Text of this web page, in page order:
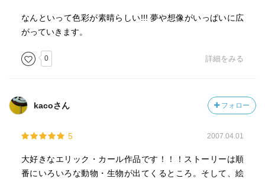
なんといって色彩が素晴らしい!!! 夢や想像がいっぱいに広
がっていきます。
0 詳細をみる
kacoさん フォロー
5 2007.04.01
大好きなエリック・カール作品です！！！ストーリーは順
番にいろいろな動物・生物が出てくるところ。そして、絵